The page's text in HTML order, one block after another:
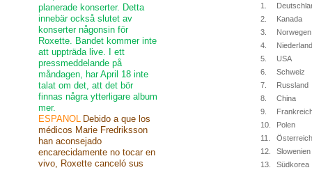
1.
2.
Kanada
3.
Norwegen
4.
5.
USA
6.
Schweiz
7.
Russland
8.
China
9.
10.
Polen
11.
Österreich
12.
Slowenien
13.
Südkorea
planerade konserter. Detta
innebär också slutet av
konserter någonsin för
Roxette. Bandet kommer inte
att uppträda live. I ett
pressmeddelande på
måndagen, har April 18 inte
talat om det, att det bör
finnas några ytterligare album
mer.
ESPANOL Debido a que los
médicos Marie Fredriksson
han aconsejado
encarecidamente no tocar en
vivo, Roxette canceló sus